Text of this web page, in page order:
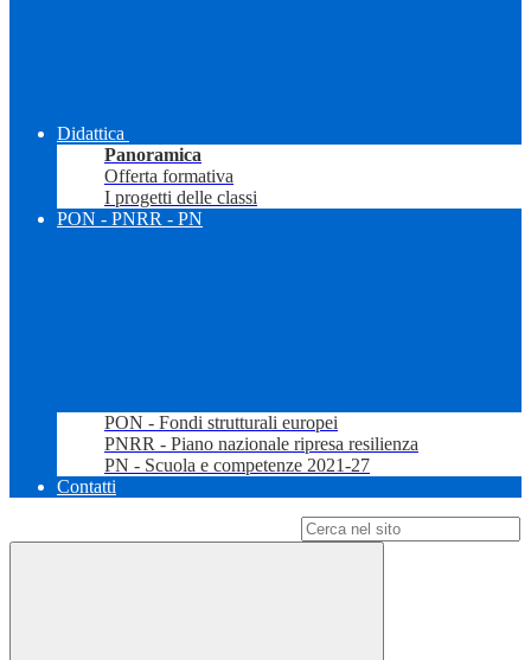
Didattica
Panoramica
Offerta formativa
I progetti delle classi
PON - PNRR - PN
PON - Fondi strutturali europei
PNRR - Piano nazionale ripresa resilienza
PN - Scuola e competenze 2021-27
Contatti